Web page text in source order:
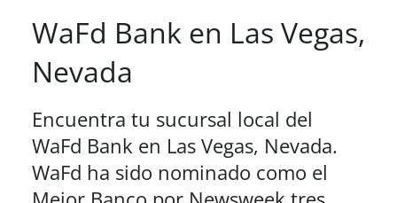
WaFd Bank en Las Vegas,
Nevada
Encuentra tu sucursal local del
WaFd Bank en Las Vegas, Nevada.
WaFd ha sido nominado como el